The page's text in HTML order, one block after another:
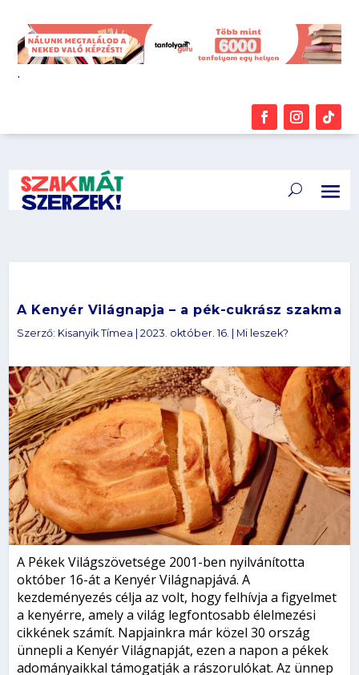
.
A Kenyér Világnapja – a pék-cukrász szakma
Szerző: Kisanyik Tímea |2023. október. 16. Mi leszek?
A Pékek Világszövetsége 2001-ben nyilvánította
október 16-át a Kenyér Világnapjává. A
kezdeményezés célja az volt, hogy felhívja a figyelmet
a kenyérre, amely a világ legfontosabb élelmezési
cikkének számít. Napjainkra már közel 30 ország
ünnepli a Kenyér Világnapját, ezen a napon a pékek
adományaikkal támogatják a rászorulókat. Az ünnep